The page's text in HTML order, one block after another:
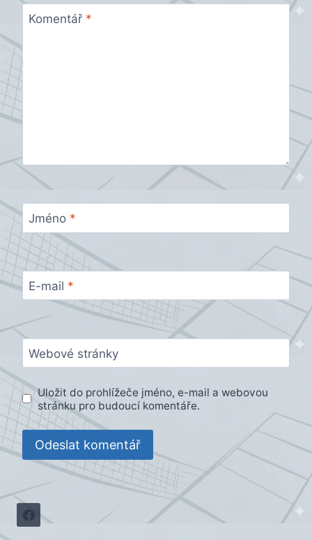
Komentář *
Jméno *
E-mail *
Webové stránky
Uložit do prohlížeče jméno, e-mail a webovou
stránku pro budoucí komentáře.